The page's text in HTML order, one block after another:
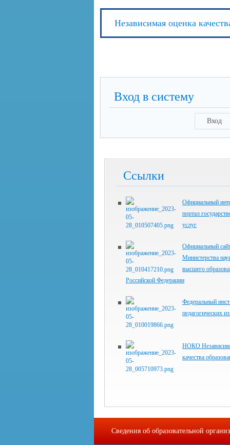
Независимая оценка
Вход в систему
Вход
Ссылки
Официальный
портал
услуг
Официальный
Министерства
высшего
Российской Федерации
Федеральный
педагогических
НОКО
качества
Сведения об образовательной